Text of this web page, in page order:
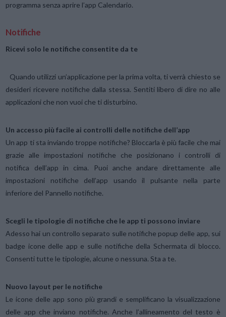
programma senza aprire l’app Calendario.
Notifiche
Ricevi solo le notifiche consentite da te
Quando utilizzi un’applicazione per la prima volta, ti verrà chiesto se
desideri ricevere notifiche dalla stessa. Sentiti libero di dire no alle
applicazioni che non vuoi che ti disturbino.
Un accesso più facile ai controlli delle notifiche dell’app
Un app ti sta inviando troppe notifiche? Bloccarla è più facile che mai
grazie alle impostazioni notifiche che posizionano i controlli di
notifica dell’app in cima. Puoi anche andare direttamente alle
impostazioni notifiche dell’app usando il pulsante nella parte
inferiore del Pannello notifiche.
Scegli le tipologie di notifiche che le app ti possono inviare
Adesso hai un controllo separato sulle notifiche popup delle app, sui
badge icone delle app e sulle notifiche della Schermata di blocco.
Consenti tutte le tipologie, alcune o nessuna. Sta a te.
Nuovo layout per le notifiche
Le icone delle app sono più grandi e semplificano la visualizzazione
delle app che inviano notifiche. Anche l’allineamento del testo è